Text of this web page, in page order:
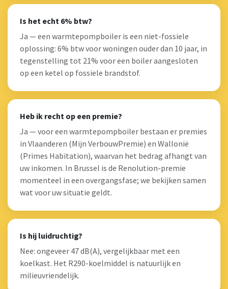
Is het echt 6% btw?
Ja — een warmtepompboiler is een niet-fossiele
oplossing: 6% btw voor woningen ouder dan 10 jaar, in
tegenstelling tot 21% voor een boiler aangesloten
op een ketel op fossiele brandstof.
Heb ik recht op een premie?
Ja — voor een warmtepompboiler bestaan er premies
in Vlaanderen (Mijn VerbouwPremie) en Wallonië
(Primes Habitation), waarvan het bedrag afhangt van
uw inkomen. In Brussel is de Renolution-premie
momenteel in een overgangsfase; we bekijken samen
wat voor uw situatie geldt.
Is hij luidruchtig?
Nee: ongeveer 47 dB(A), vergelijkbaar met een
koelkast. Het R290-koelmiddel is natuurlijk en
milieuvriendelijk.